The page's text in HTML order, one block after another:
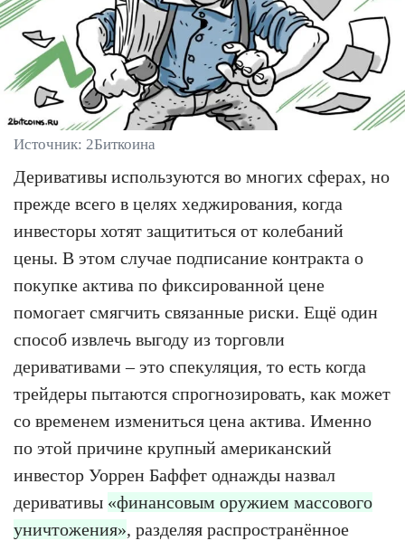
Источник: 2Биткоина
Деривативы используются во многих сферах, но
прежде всего в целях хеджирования, когда
инвесторы хотят защититься от колебаний
цены. В этом случае подписание контракта о
покупке актива по фиксированной цене
помогает смягчить связанные риски. Ещё один
способ извлечь выгоду из торговли
деривативами – это спекуляция, то есть когда
трейдеры пытаются спрогнозировать, как может
со временем измениться цена актива. Именно
по этой причине крупный американский
инвестор Уоррен Баффет однажды назвал
деривативы «финансовым оружием массового
уничтожения», разделяя распространённое